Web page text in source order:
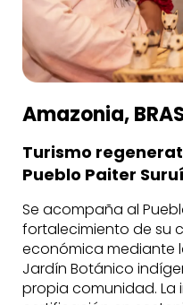
Amazonia,
Turismo
Pueblo Paiter Suruí
Se acompaña al
fortalecimiento de su
económica mediante
Jardín Botánico
propia comunidad. La